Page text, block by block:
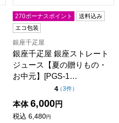
270ボーナスポイント
送料込み
エコ包装
銀座千疋屋
銀座千疋屋 銀座ストレート
ジュース【夏の贈りもの・
お中元】[PGS-1…
4点（5点満点中）
（3件の評価
）
本体 6,000円
税込 6,480円